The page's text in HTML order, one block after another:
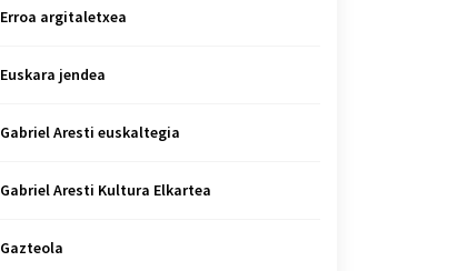
Erroa argitaletxea
Euskara jendea
Gabriel Aresti euskaltegia
Gabriel Aresti Kultura Elkartea
Gazteola